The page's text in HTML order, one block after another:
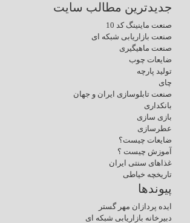
جدیدترین مطالب سایت
صنعت ماینینگ کد 10
صنعت بازاریابی شبکه ای
صنعت ماهیگیری
ضایعات چوب
تولید پارچه
چای
صنعت تابلوسازی ایران و جهان
بانکداری
بازی سازی
عطرسازی
ضایعات چیست؟
آموزش چیست ؟
غذاهای سنتی ایران
تاریخچه خیاطی
پیوندها
ایده پردازان مهر گستر
دبیرخانه بازاریابی شبکه ای